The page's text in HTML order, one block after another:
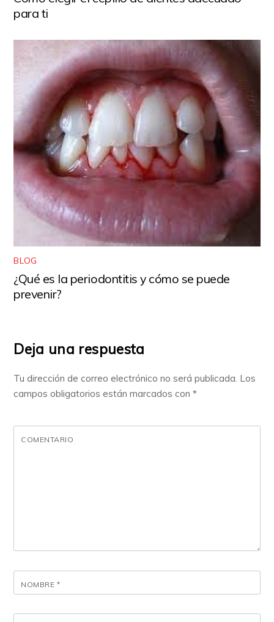
para ti
BLOG
¿Qué es la periodontitis y cómo se puede
prevenir?
Deja una respuesta
Tu dirección de correo electrónico no será publicada. Los
campos obligatorios están marcados con*
COMENTARIO
NOMBRE *